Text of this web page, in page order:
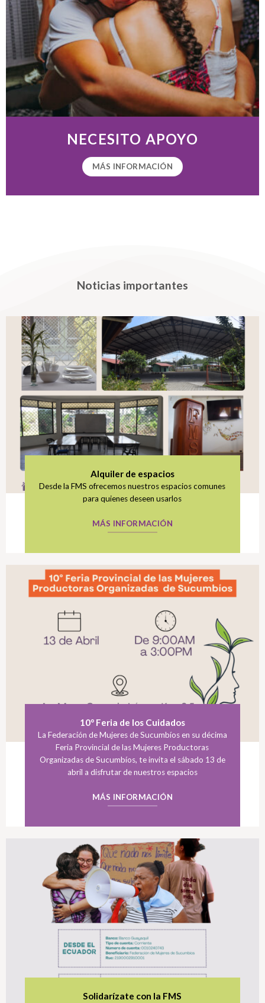
NECESITO APOYO
MÁS INFORMACIÓN
Noticias importantes
Alquiler de espacios
Desde la FMS ofrecemos nuestros espacios comunes
para quienes deseen usarlos
MÁS INFORMACIÓN
10° Feria de los Cuidados
La Federación de Mujeres de Sucumbíos en su décima
Feria Provincial de las Mujeres Productoras
Organizadas de Sucumbíos, te invita el sábado 13 de
abril a disfrutar de nuestros espacios
MÁS INFORMACIÓN
Solidarízate con la FMS